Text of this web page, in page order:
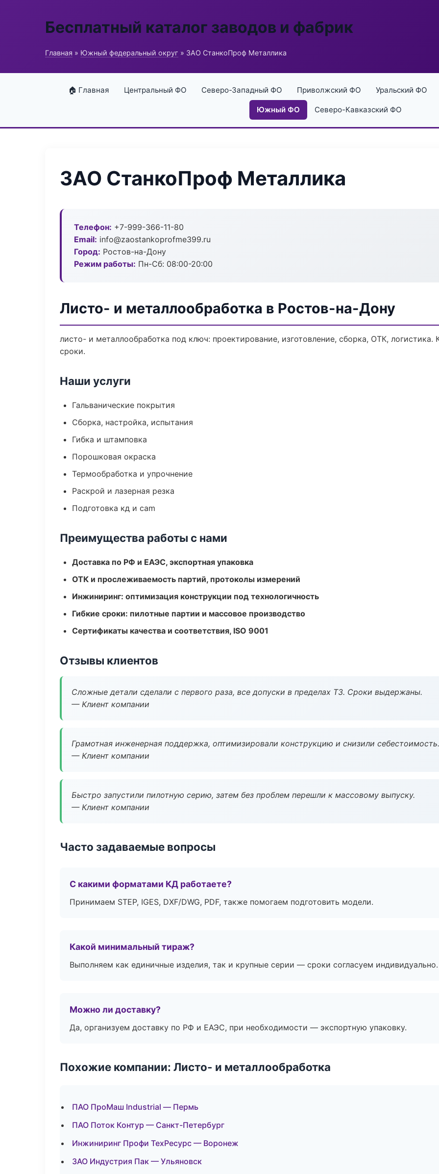
Бесплатный каталог заводов и фабрик
Главная » Южный федеральный округ » ЗАО СтанкоПроф Металлика
🏠 Главная Центральный ФО Северо-Западный ФО Приволжский ФО Уральский ФО
Южный ФО Северо-Кавказский ФО
ЗАО СтанкоПроф Металлика
Телефон: +7-999-366-11-80
Email: info@zaostankoprofme399.ru
Город: Ростов-на-Дону
Режим работы: Пн-Сб: 08:00-20:00
Листо- и металлообработка в Ростов-на-Дону
листо- и металлообработка под ключ: проектирование, изготовление, сборка, ОТК,
сроки.
Наши услуги
Гальванические покрытия
Сборка, настройка, испытания
Гибка и штамповка
Порошковая окраска
Термообработка и упрочнение
Раскрой и лазерная резка
Подготовка кд и cam
Преимущества работы с нами
Доставка по РФ и ЕАЭС, экспортная упаковка
ОТК и прослеживаемость партий, протоколы измерений
Инжиниринг: оптимизация конструкции под технологичность
Гибкие сроки: пилотные партии и массовое производство
Сертификаты качества и соответствия, ISO 9001
Отзывы клиентов
Сложные детали сделали с первого раза, все допуски в пределах ТЗ. Сроки выдержаны.
— Клиент компании
Грамотная инженерная поддержка, оптимизировали конструкцию и снизили себестоимость.
— Клиент компании
Быстро запустили пилотную серию, затем без проблем перешли к массовому выпуску.
— Клиент компании
Часто задаваемые вопросы
С какими форматами КД работаете?
Принимаем STEP, IGES, DXF/DWG, PDF, также помогаем подготовить модели.
Какой минимальный тираж?
Выполняем как единичные изделия, так и крупные серии — сроки согласуем индивидуально.
Можно ли доставку?
Да, организуем доставку по РФ и ЕАЭС, при необходимости — экспортную упаковку.
Похожие компании: Листо- и металлообработка
ПАО ПроМаш Industrial — Пермь
ПАО Поток Контур — Санкт-Петербург
Инжиниринг Профи ТехРесурс — Воронеж
ЗАО Индустрия Пак — Ульяновск